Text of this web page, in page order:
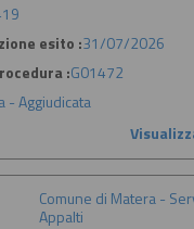
esito :31/07/2026
:G01472
- Aggiudicata
Comune di Matera -
Appalti